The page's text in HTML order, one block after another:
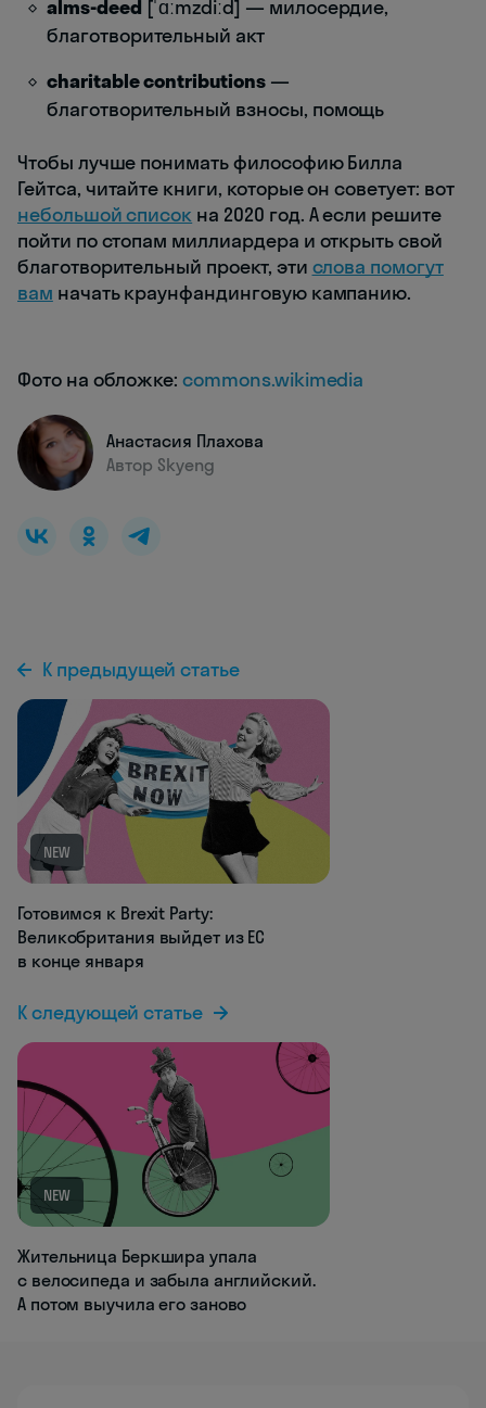
alms-deed [ˈɑːmzdiːd] — милосердие,
благотворительный акт
charitable contributions—
благотворительный взносы, помощь
Чтобы лучше понимать философию Билла
Гейтса, читайте книги, которые он советует: вот
небольшой список на 2020 год. А если решите
пойти по стопам миллиардера и открыть свой
благотворительный проект, эти слова помогут
вам начать краунфандинговую кампанию.
Фото на обложке:commons.wikimedia
Анастасия Плахова
Автор Skyeng
К предыдущей статье
NEW
Готовимся к Brexit Party:
Великобритания выйдет из ЕС
в конце января
К следующей статье
NEW
Жительница Беркшира упала
с велосипеда и забыла английский.
А потом выучила его заново